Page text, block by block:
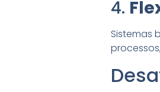
4.
Sistemas